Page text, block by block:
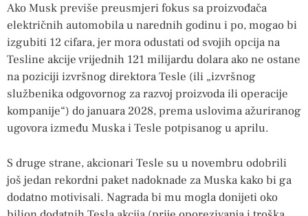
Ako Musk previše preusmjeri fokus sa proizvođača
električnih automobila u narednih godinu i po, mogao bi
izgubiti 12 cifara, jer mora odustati od svojih opcija na
Tesline akcije vrijednih 121 milijardu dolara ako ne ostane
na poziciji izvršnog direktora Tesle (ili „izvršnog
službenika odgovornog za razvoj proizvoda ili operacije
kompanije“) do januara 2028, prema uslovima ažuriranog
ugovora između Muska i Tesle potpisanog u aprilu.
S druge strane, akcionari Tesle su u novembru odobrili
još jedan rekordni paket nadoknade za Muska kako bi ga
dodatno motivisali. Nagrada bi mu mogla donijeti oko